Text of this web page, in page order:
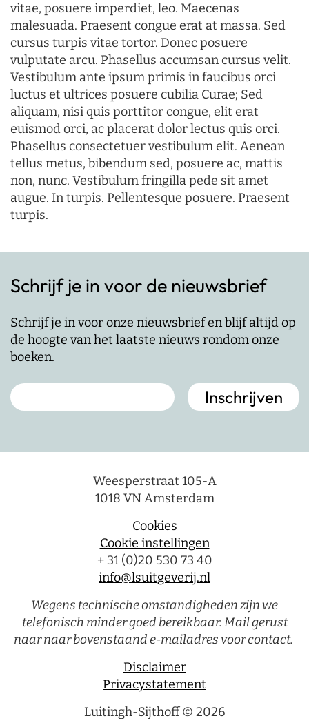
vitae, posuere imperdiet, leo. Maecenas
malesuada. Praesent congue erat at massa. Sed
cursus turpis vitae tortor. Donec posuere
vulputate arcu. Phasellus accumsan cursus velit.
Vestibulum ante ipsum primis in faucibus orci
luctus et ultrices posuere cubilia Curae; Sed
aliquam, nisi quis porttitor congue, elit erat
euismod orci, ac placerat dolor lectus quis orci.
Phasellus consectetuer vestibulum elit. Aenean
tellus metus, bibendum sed, posuere ac, mattis
non, nunc. Vestibulum fringilla pede sit amet
augue. In turpis. Pellentesque posuere. Praesent
turpis.
Schrijf je in voor de nieuwsbrief
Schrijf je in voor onze nieuwsbrief en blijf altijd op
de hoogte van het laatste nieuws rondom onze
boeken.
Weesperstraat 105-A
1018 VN Amsterdam
Cookies
Cookie instellingen
+ 31 (0)20 530 73 40
info@lsuitgeverij.nl
Wegens technische omstandigheden zijn we
telefonisch minder goed bereikbaar. Mail gerust
naar naar bovenstaand e-mailadres voor contact.
Disclaimer
Privacystatement
Luitingh-Sijthoff © 2026